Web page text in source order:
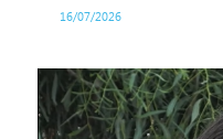
16/07/2026